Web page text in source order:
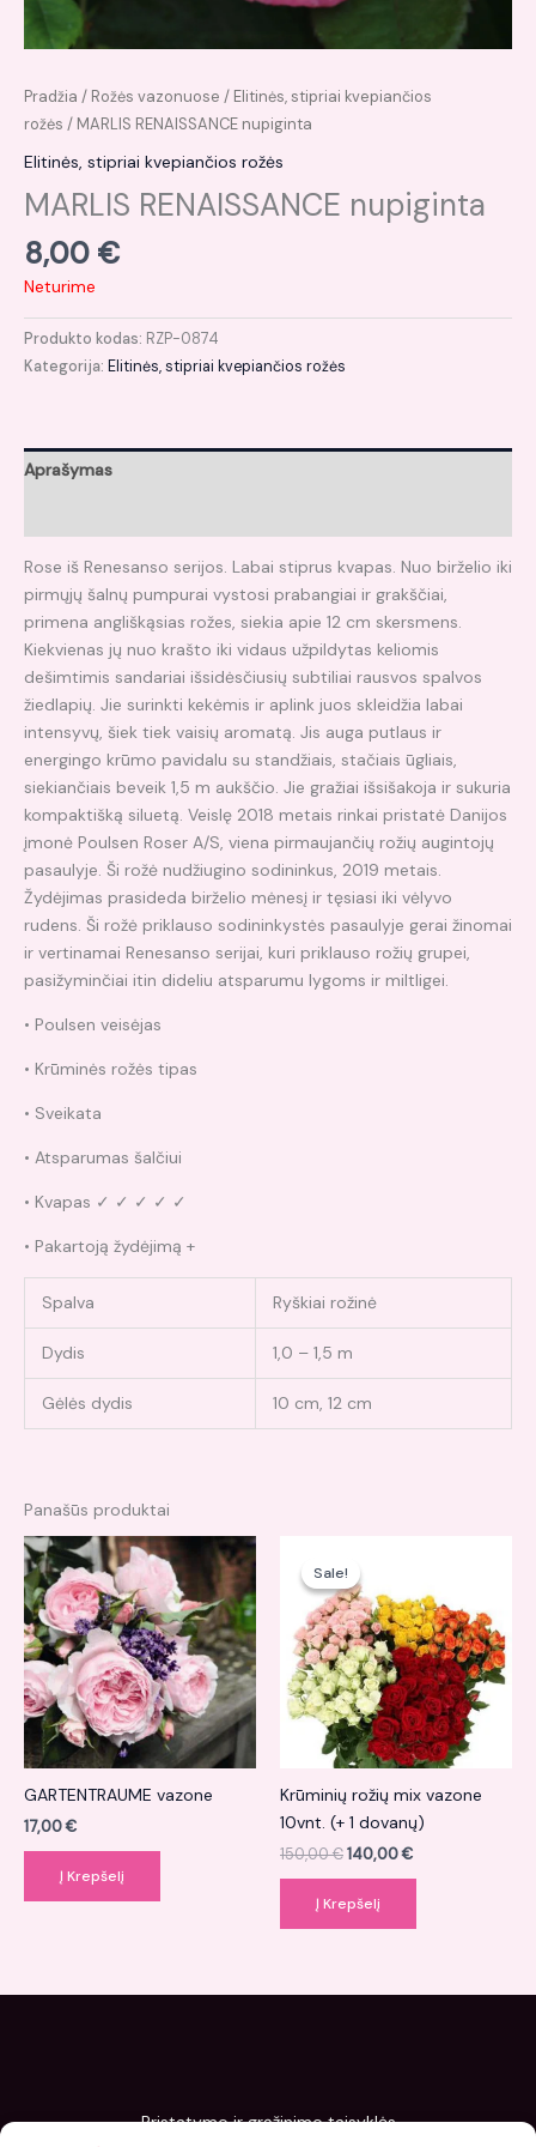
Pradžia / Rožės vazonuose / Elitinės, stipriai kvepiančios
rožės / MARLIS RENAISSANCE nupiginta
Elitinės, stipriai kvepiančios rožės
MARLIS RENAISSANCE nupiginta
8,00 €
Neturime
Produkto kodas: RZP-0874
Kategorija: Elitinės, stipriai kvepiančios rožės
Aprašymas
Rose iš Renesanso serijos. Labai stiprus kvapas. Nuo birželio iki
pirmųjų šalnų pumpurai vystosi prabangiai ir grakščiai,
primena angliškąsias rožes, siekia apie 12 cm skersmens.
Kiekvienas jų nuo krašto iki vidaus užpildytas keliomis
dešimtimis sandariai išsidėsčiusių subtiliai rausvos spalvos
žiedlapių. Jie surinkti kekėmis ir aplink juos skleidžia labai
intensyvų, šiek tiek vaisių aromatą. Jis auga putlaus ir
energingo krūmo pavidalu su standžiais, stačiais ūgliais,
siekiančiais beveik 1,5 m aukščio. Jie gražiai išsišakoja ir sukuria
kompaktišką siluetą. Veislę 2018 metais rinkai pristatė Danijos
įmonė Poulsen Roser A/S, viena pirmaujančių rožių augintojų
pasaulyje. Ši rožė nudžiugino sodininkus, 2019 metais.
Žydėjimas prasideda birželio mėnesį ir tęsiasi iki vėlyvo
rudens. Ši rožė priklauso sodininkystės pasaulyje gerai žinomai
ir vertinamai Renesanso serijai, kuri priklauso rožių grupei,
pasižyminčiai itin dideliu atsparumu lygoms ir miltligei.
• Poulsen veisėjas
• Krūminės rožės tipas
• Sveikata
• Atsparumas šalčiui
• Kvapas ✓ ✓ ✓ ✓ ✓
• Pakartoją žydėjimą +
Spalva Ryškiai rožinė
Dydis 1,0 – 1,5 m
Gėlės dydis 10 cm, 12 cm
Panašūs produktai
GARTENTRAUME vazone
17,00€
Į Krepšelį
Sale!
Sale!
Krūminių rožių mix vazone
10vnt. (+ 1 dovanų)
150,00€
was:
150,00 €.
140,00€
140,00 €.
Į Krepšelį
Pristatymo ir grąžinimo taisyklės